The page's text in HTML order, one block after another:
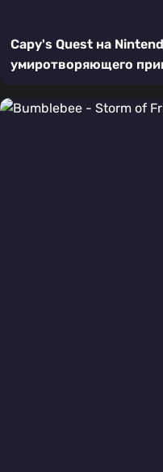
Capy's Quest на
умиротворяющего